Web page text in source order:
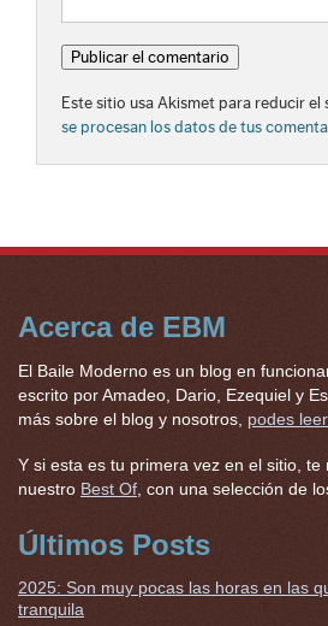
Este sitio usa Akismet para reducir el
se procesan los datos de tus
Acerca de EBM
El Baile Moderno es un blog en
escrito por Amadeo, Dario, Ezequiel y
más sobre el blog y nosotros, podes
Y si esta es tu primera vez en el sitio,
nuestro Best Of , con una selección de
Últimos Posts
2025: Son muy pocas las horas en las
tranquila